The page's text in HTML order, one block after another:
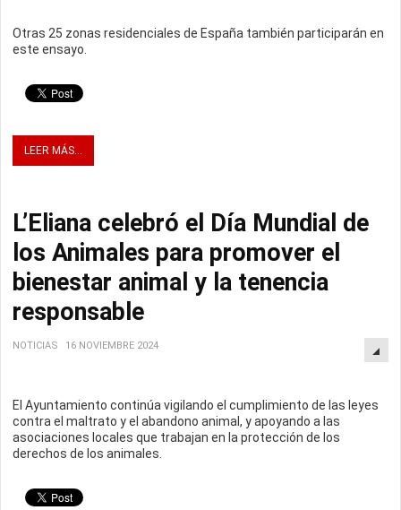
Otras 25 zonas residenciales de España también participarán en
este ensayo.
LEER MÁS...
L’Eliana celebró el Día Mundial de
los Animales para promover el
bienestar animal y la tenencia
responsable
NOTICIAS 16 NOVIEMBRE 2024
El Ayuntamiento continúa vigilando el cumplimiento de las leyes
contra el maltrato y el abandono animal, y apoyando a las
asociaciones locales que trabajan en la protección de los
derechos de los animales.